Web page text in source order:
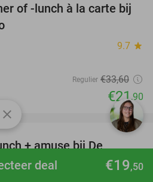
€19,50
deal
35%
of -lunch à la carte bij
9.7 star
Regulier €33,60
€21,90
44%
favorite_border
+ amuse bij De
Gent
close